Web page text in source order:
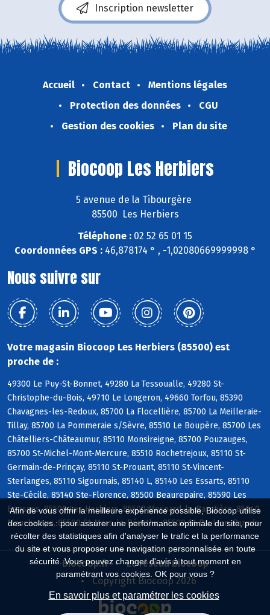
Afin de vous offrir la meilleure expérience possible, Biocoop utilise
des cookies : pour assurer une performance optimale du site, pour
récolter des statistiques afin d'analyser le trafic et la performance
du site et vous proposer une navigation personnalisée en toute
sécurité. Vous pouvez changer d'avis à tout moment en
paramétrant vos cookies. OK pour vous ?
En savoir plus et paramétrer les cookies
Inscription newsletter
Accueil Contact
Mentions légales
Protection des données
CGU
Gestion des cookies
Plan du site
Biocoop Les Herbiers
5 avenue de la Tibourgère
85500 Les Herbiers
Téléphone : 02 52 65 01 15
Coordonnées GPS :46,878174 ° , -1,02080669999998 °
Nous suivre sur
Votre magasin Biocoop Les Herbiers (85500) est
proche de :
49300 Le Puy-St-Bonnet, 49280 La Tessoualle, 49280 St-
Christophe-du-Bois, 49710 Le Longeron, 49660 Torfou, 85390
Chavagnes-les-Redoux, 85700 La Flocellière, 85700 La Meilleraie-
Tillay, 85700 La Pommeraie s/Sèvre, 85510 Le Boupère, 85700 Les
Châtelliers-Châteaumur, 85110 Monsireigne, 85700 Pouzauges,
85700 St-Michel-Mont-Mercure, 85510 Rochetrejoux, 85110 St-
Germain-de-Prinçay, 85110 St-Prouant, 85110 St-Vincent-
Sterlanges, 85110 Sigournais, 85140 L, 85140 Les Essarts, 85110
Ste-Cécile, 85140 Ste-Florence, 85500 Beaurepaire, 85590 Les
Epesses, 85500 Les Herbiers, 85500 Mesnard-la-Barotière, 85640
Mouchamps, 85590 St-Mars-la-Réorthe, 85500 St-Paul-en-Pareds
Biocoop.fr
Le réseau Biocoop
Copyright Biocoop 2026